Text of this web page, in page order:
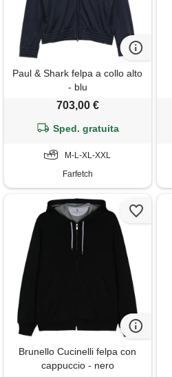
Paul & Shark felpa a collo alto
- blu
703,00 €
Sped. gratuita
M-L-XL-XXL
Farfetch
Brunello Cucinelli felpa con
cappuccio - nero